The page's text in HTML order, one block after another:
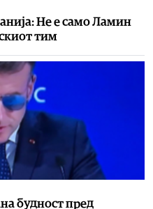
Не е само Ламин
тим
будност пред